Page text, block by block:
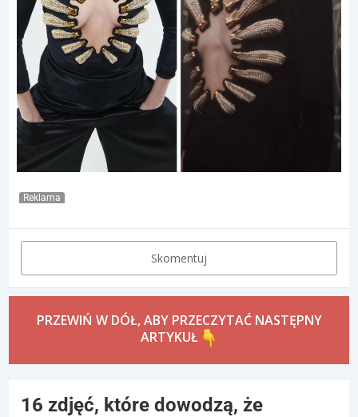
Reklama
Skomentuj
PRZEWIŃ W DÓŁ, ABY PRZECZYTAĆ NASTĘPNY
ARTYKUŁ
16 zdjęć, które dowodzą, że